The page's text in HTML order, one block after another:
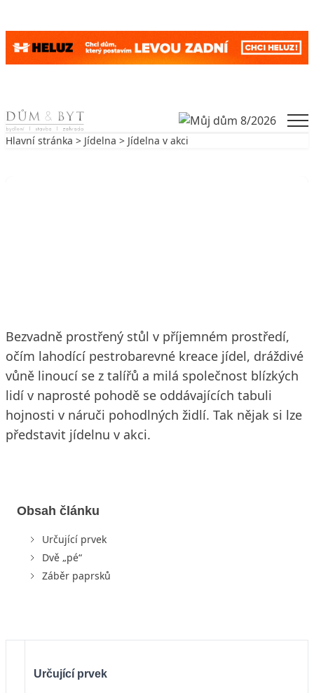
Skip to content
Hlavní stránka > Jídelna > Jídelna v akci
Bezvadně prostřený stůl v příjemném prostředí,
očím lahodící pestrobarevné kreace jídel, dráždivé
vůně linoucí se z talířů a milá společnost blízkých
lidí v naprosté pohodě se oddávajících tabuli
hojnosti v náruči pohodlných židlí. Tak nějak si lze
představit jídelnu v akci.
Obsah článku
Určující prvek
Dvě „pé“
Záběr paprsků
Určující prvek